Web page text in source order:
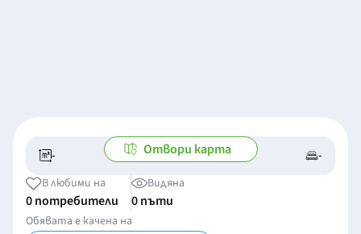
- -/- -
Отвори карта
В любими на
0 потребители
Видяна
0 пъти
Обявата е качена на